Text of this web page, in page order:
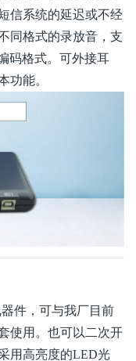
信系统的延迟或不经
同格式的录放音，支
码格式。可外接耳
功能。
件，可与我厂目前
使用。也可以二次开
用高亮度的LED光